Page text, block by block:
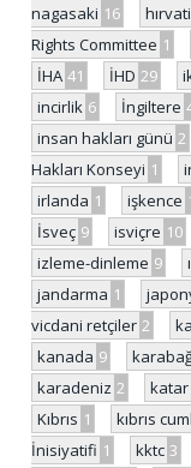
nagasaki 16
Rights Committee 1
İHA 41 İHD 29
incirlik 6 İngiltere
insan hakları günü 2
Hakları Konseyi 1
irlanda 1 işkence
İsveç 9 isviçre 10
izleme-dinleme 9
jandarma 1
vicdani retçiler 2
kanada 9
karadeniz 2 katar
Kıbrıs 1 kıbrıs
İnisiyatifi 1 kktc 3